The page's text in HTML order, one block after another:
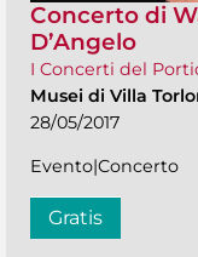
Concerto di
D’Angelo
I Concerti del
Musei di Villa
28/05/2017
Evento|Concerto
Gratis